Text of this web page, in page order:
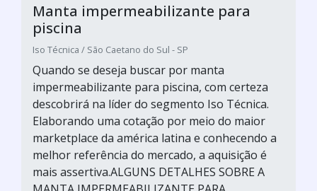
Manta impermeabilizante para
piscina
Iso Técnica / São Caetano do Sul - SP
Quando se deseja buscar por manta
impermeabilizante para piscina, com certeza
descobrirá na líder do segmento Iso Técnica.
Elaborando uma cotação por meio do maior
marketplace da américa latina e conhecendo a
melhor referência do mercado, a aquisição é
mais assertiva.ALGUNS DETALHES SOBRE A